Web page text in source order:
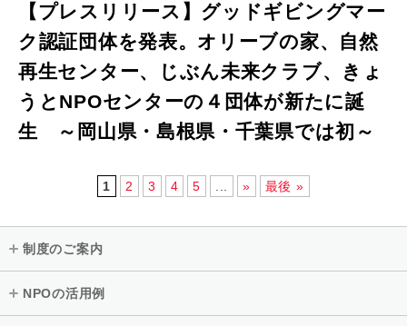
【プレスリリース】グッドギビングマー
ク認証団体を発表。オリーブの家、自然
再生センター、じぶん未来クラブ、きょ
うとNPOセンターの４団体が新たに誕
生 ～岡山県・島根県・千葉県では初～
1 2 3 4 5 » 最後 »
制度のご案内
NPOの活用例